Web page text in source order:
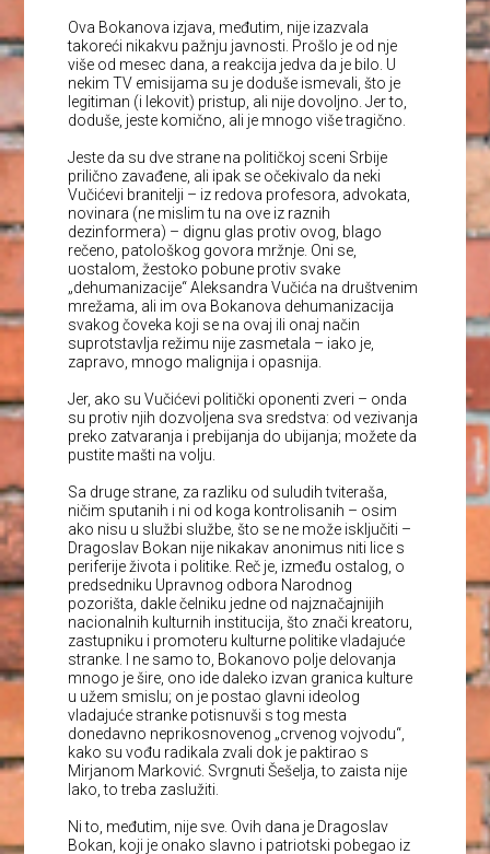
Ova Bokanova izjava, međutim, nije izazvala
takoreći nikakvu pažnju javnosti. Prošlo je od nje
više od mesec dana, a reakcija jedva da je bilo. U
nekim TV emisijama su je doduše ismevali, što je
legitiman (i lekovit) pristup, ali nije dovoljno. Jer to,
doduše, jeste komično, ali je mnogo više tragično.
Jeste da su dve strane na političkoj sceni Srbije
prilično zavađene, ali ipak se očekivalo da neki
Vučićevi branitelji – iz redova profesora, advokata,
novinara (ne mislim tu na ove iz raznih
dezinformera) – dignu glas protiv ovog, blago
rečeno, patološkog govora mržnje. Oni se,
uostalom, žestoko pobune protiv svake
„dehumanizacije“ Aleksandra Vučića na društvenim
mrežama, ali im ova Bokanova dehumanizacija
svakog čoveka koji se na ovaj ili onaj način
suprotstavlja režimu nije zasmetala – iako je,
zapravo, mnogo malignija i opasnija.
Jer, ako su Vučićevi politički oponenti zveri – onda
su protiv njih dozvoljena sva sredstva: od vezivanja
preko zatvaranja i prebijanja do ubijanja; možete da
pustite mašti na volju.
Sa druge strane, za razliku od suludih tviteraša,
ničim sputanih i ni od koga kontrolisanih – osim
ako nisu u službi službe, što se ne može isključiti –
Dragoslav Bokan nije nikakav anonimus niti lice s
periferije života i politike. Reč je, između ostalog, o
predsedniku Upravnog odbora Narodnog
pozorišta, dakle čelniku jedne od najznačajnijih
nacionalnih kulturnih institucija, što znači kreatoru,
zastupniku i promoteru kulturne politike vladajuće
stranke. I ne samo to, Bokanovo polje delovanja
mnogo je šire, ono ide daleko izvan granica kulture
u užem smislu; on je postao glavni ideolog
vladajuće stranke potisnuvši s tog mesta
donedavno neprikosnovenog „crvenog vojvodu“,
kako su vođu radikala zvali dok je paktirao s
Mirjanom Marković. Svrgnuti Šešelja, to zaista nije
lako, to treba zaslužiti.
Ni to, međutim, nije sve. Ovih dana je Dragoslav
Bokan, koji je onako slavno i patriotski pobegao iz